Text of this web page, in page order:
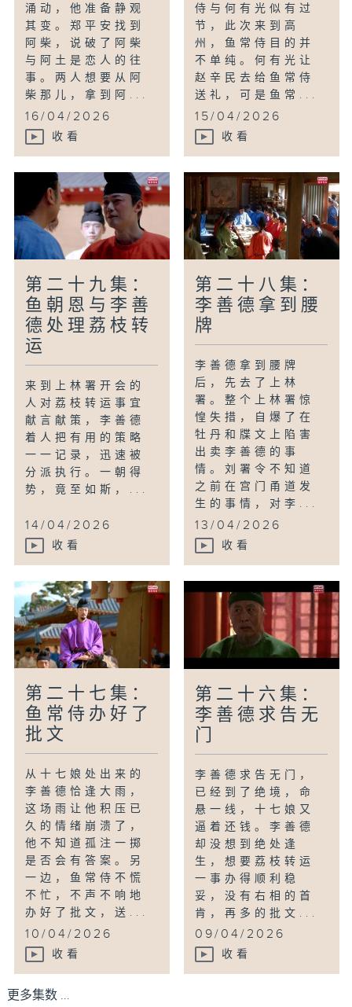
涌动，他准备静观
其变。郑平安找到
阿柴，说破了阿柴
与阿土是恋人的往
事。两人想要从阿
柴那儿，拿到阿...
16/04/2026
收看
侍与何有光似有过
节，此次来到高
州，鱼常侍目的并
不单纯。何有光让
赵辛民去给鱼常侍
送礼，可是鱼常...
15/04/2026
收看
第二十九集：
鱼朝恩与李善
德处理荔枝转
运
来到上林署开会的
人对荔枝转运事宜
献言献策，李善德
着人把有用的策略
一一记录，迅速被
分派执行。一朝得
势，竟至如斯，...
14/04/2026
收看
第二十八集：
李善德拿到腰
牌
李善德拿到腰牌
后，先去了上林
署。整个上林署惊
惶失措，自爆了在
牡丹和牒文上陷害
出卖李善德的事
情。刘署令不知道
之前在宫门甬道发
生的事情，对李...
13/04/2026
收看
第二十七集：
鱼常侍办好了
批文
从十七娘处出来的
李善德恰逢大雨，
这场雨让他积压已
久的情绪崩溃了，
他不知道孤注一掷
是否会有答案。另
一边，鱼常侍不慌
不忙，不声不响地
办好了批文，送...
10/04/2026
收看
第二十六集：
李善德求告无
门
李善德求告无门，
已经到了绝境，命
悬一线，十七娘又
逼着还钱。李善德
却没想到绝处逢
生，想要荔枝转运
一事办得顺利稳
妥，没有右相的首
肯，再多的批文...
09/04/2026
收看
更多集数 ...